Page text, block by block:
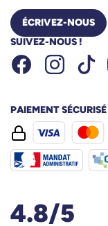
ÉCRIVEZ-NOUS
SUIVEZ-NOUS !
Facebook
PAIEMENT
4.8/5